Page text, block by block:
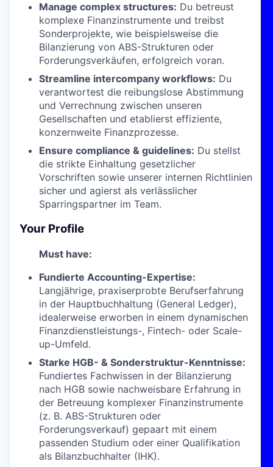
Manage complex structures: Du betreust
komplexe Finanzinstrumente und treibst
Sonderprojekte, wie beispielsweise die
Bilanzierung von ABS-Strukturen oder
Forderungsverkäufen, erfolgreich voran.
Streamline intercompany workflows: Du
verantwortest die reibungslose Abstimmung
und Verrechnung zwischen unseren
Gesellschaften und etablierst effiziente,
konzernweite Finanzprozesse.
Ensure compliance & guidelines: Du stellst
die strikte Einhaltung gesetzlicher
Vorschriften sowie unserer internen Richtlinien
sicher und agierst als verlässlicher
Sparringspartner im Team.
Your Profile
Must have:
Fundierte Accounting-Expertise:
Langjährige, praxiserprobte Berufserfahrung
in der Hauptbuchhaltung (General Ledger),
idealerweise erworben in einem dynamischen
Finanzdienstleistungs-, Fintech- oder Scale-
up-Umfeld.
Starke HGB- & Sonderstruktur-Kenntnisse:
Fundiertes Fachwissen in der Bilanzierung
nach HGB sowie nachweisbare Erfahrung in
der Betreuung komplexer Finanzinstrumente
(z. B. ABS-Strukturen oder
Forderungsverkauf) gepaart mit einem
passenden Studium oder einer Qualifikation
als Bilanzbuchhalter (IHK).